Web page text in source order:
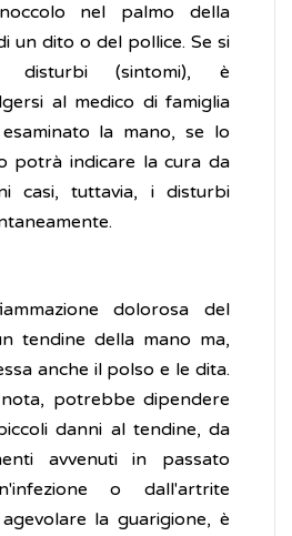
nel palmo della
un dito o del pollice. Se si
disturbi (sintomi), è
al medico di famiglia
la mano, se lo
potrà indicare la cura da
casi, tuttavia, i disturbi
dolorosa del
tendine della mano ma,
anche il polso e le dita.
potrebbe dipendere
danni al tendine, da
avvenuti in passato
o dall'artrite
la guarigione, è